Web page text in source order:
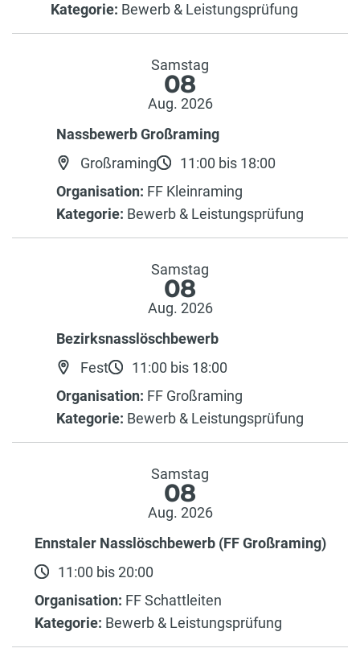
Kategorie: Bewerb & Leistungsprüfung
Samstag
08
Aug. 2026
Nassbewerb Großraming
Großraming
11:00 bis 18:00
Organisation: FF Kleinraming
Kategorie: Bewerb & Leistungsprüfung
Samstag
08
Aug. 2026
Bezirksnasslöschbewerb
Fest
11:00 bis 18:00
Organisation: FF Großraming
Kategorie: Bewerb & Leistungsprüfung
Samstag
08
Aug. 2026
Ennstaler Nasslöschbewerb (FF Großraming)
11:00 bis 20:00
Organisation: FF Schattleiten
Kategorie: Bewerb & Leistungsprüfung